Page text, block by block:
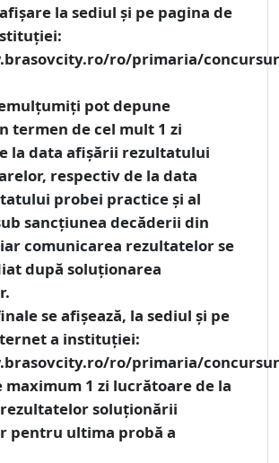
la sediul și pe pagina de
ro/primaria/
pot depune
termen de cel mult 1 zi
la data afișării rezultatului
respectiv de la data
probei practice și al
sancțiunea decăderii din
comunicarea rezultatelor se
după soluționarea
se afișează, la sediul și pe
a instituției:
ro/primaria/
1 zi lucrătoare de la
soluționării
pentru ultima probă a